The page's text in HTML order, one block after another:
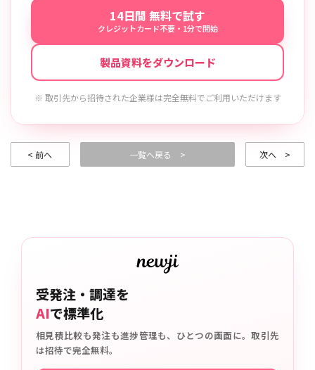
14日間 無料で試す
クレジットカード不要・1分で開始
製品資料をダウンロード
※ 取引先から招待された企業様は完全無料でご利用いただけます
< 前へ 一覧へ戻る > 次へ >
受発注・調達を
AIで標準化
相見積比較も発注も進捗管理も、ひとつの画面に。取引先
は招待で完全無料。